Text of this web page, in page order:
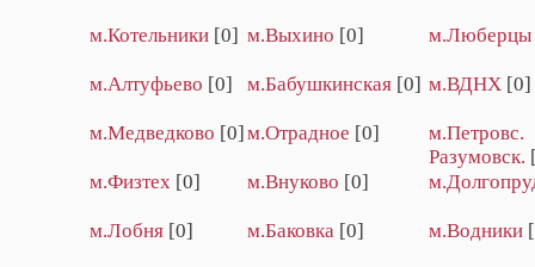
м.Котельники [0] м.Выхино [0] м.Люберцы
м.Алтуфьево [0] м.Бабушкинская [0] м.ВДНХ [0]
м.Медведково [0] м.Отрадное [0]
м.Петровс.
Разумовск.
м.Физтех [0] м.Внуково [0]
м.Лобня [0] м.Баковка [0] м.Водники